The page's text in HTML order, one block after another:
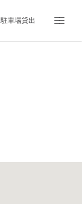
駐車場貸出